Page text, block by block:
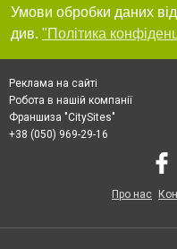
Умови обробки даних
див. "Політика
Реклама на сайті
Робота в нашій компанії
Франшиза "CitySites"
+38 (050) 969-29-16
Про нас